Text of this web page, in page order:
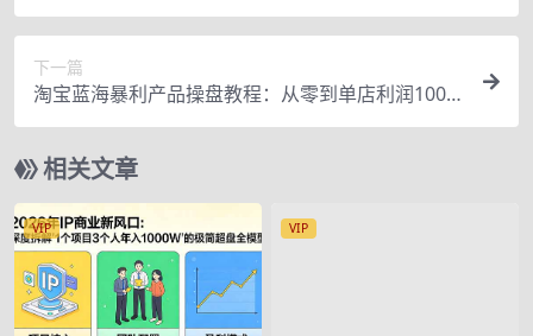
下一篇
淘宝蓝海暴利产品操盘教程：从零到单店利润1000
0+详细实操
相关文章
VIP VIP